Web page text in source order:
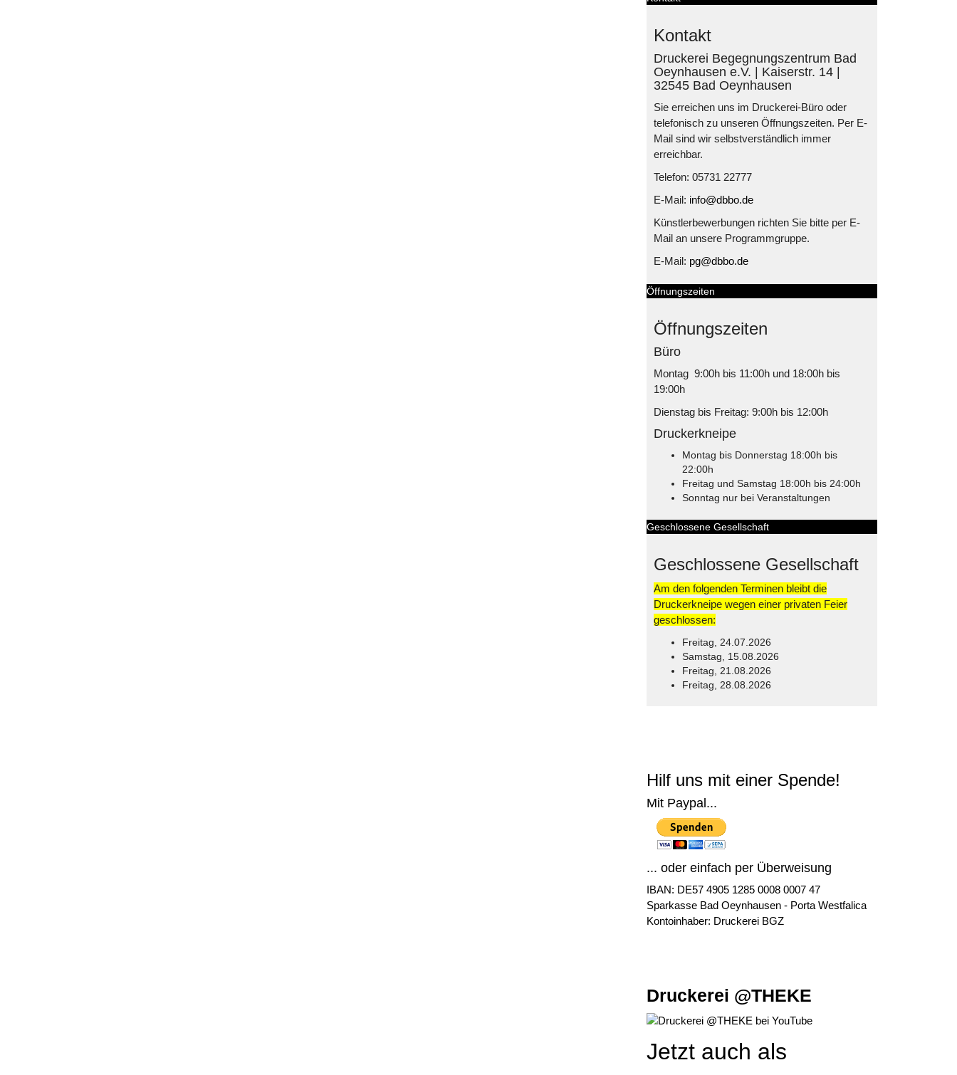
Kontakt
Druckerei Begegnungszentrum Bad
Oeynhausen e.V. | Kaiserstr. 14 |
32545 Bad Oeynhausen
Sie erreichen uns im Druckerei-Büro oder
telefonisch zu unseren Öffnungszeiten. Per E-
Mail sind wir selbstverständlich immer
erreichbar.
Telefon: 05731 22777
E-Mail: info@dbbo.de
Künstlerbewerbungen richten Sie bitte per E-
Mail an unsere Programmgruppe.
E-Mail: pg@dbbo.de
Öffnungszeiten
Öffnungszeiten
Büro
Montag 9:00h bis 11:00h und 18:00h bis
19:00h
Dienstag bis Freitag: 9:00h bis 12:00h
Druckerkneipe
Montag bis Donnerstag 18:00h bis
22:00h
Freitag und Samstag 18:00h bis 24:00h
Sonntag nur bei Veranstaltungen
Geschlossene Gesellschaft
Geschlossene Gesellschaft
Am den folgenden Terminen bleibt die
Druckerkneipe wegen einer privaten Feier
geschlossen:
Freitag, 24.07.2026
Samstag, 15.08.2026
Freitag, 21.08.2026
Freitag, 28.08.2026
Hilf uns mit einer Spende!
Mit Paypal...
... oder einfach per Überweisung
IBAN: DE57 4905 1285 0008 0007 47
Sparkasse Bad Oeynhausen - Porta Westfalica
Kontoinhaber: Druckerei BGZ
Druckerei @THEKE
Jetzt auch als